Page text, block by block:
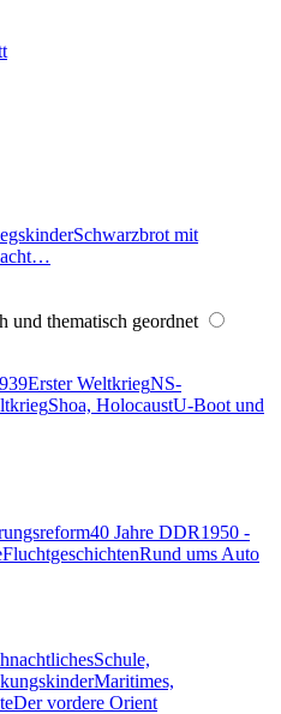
Schwarzbrot mit
und thematisch geordnet
Erster WeltkriegNS-
Shoa, HolocaustU-Boot und
40 Jahre DDR1950 -
FluchtgeschichtenRund ums Auto
Schule,
Maritimes,
Der vordere Orient